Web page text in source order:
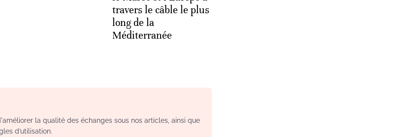
travers le câble le plus
long de la
Méditerranée
la qualité des échanges sous nos articles, ainsi que
d’utilisation.